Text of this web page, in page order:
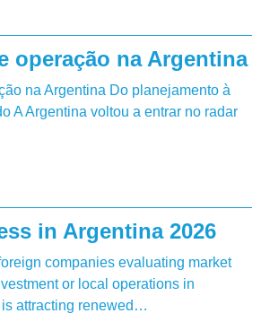
operação na Argentina
na Argentina Do planejamento à
A Argentina voltou a entrar no radar
in Argentina 2026
companies evaluating market
or local operations in
attracting renewed…